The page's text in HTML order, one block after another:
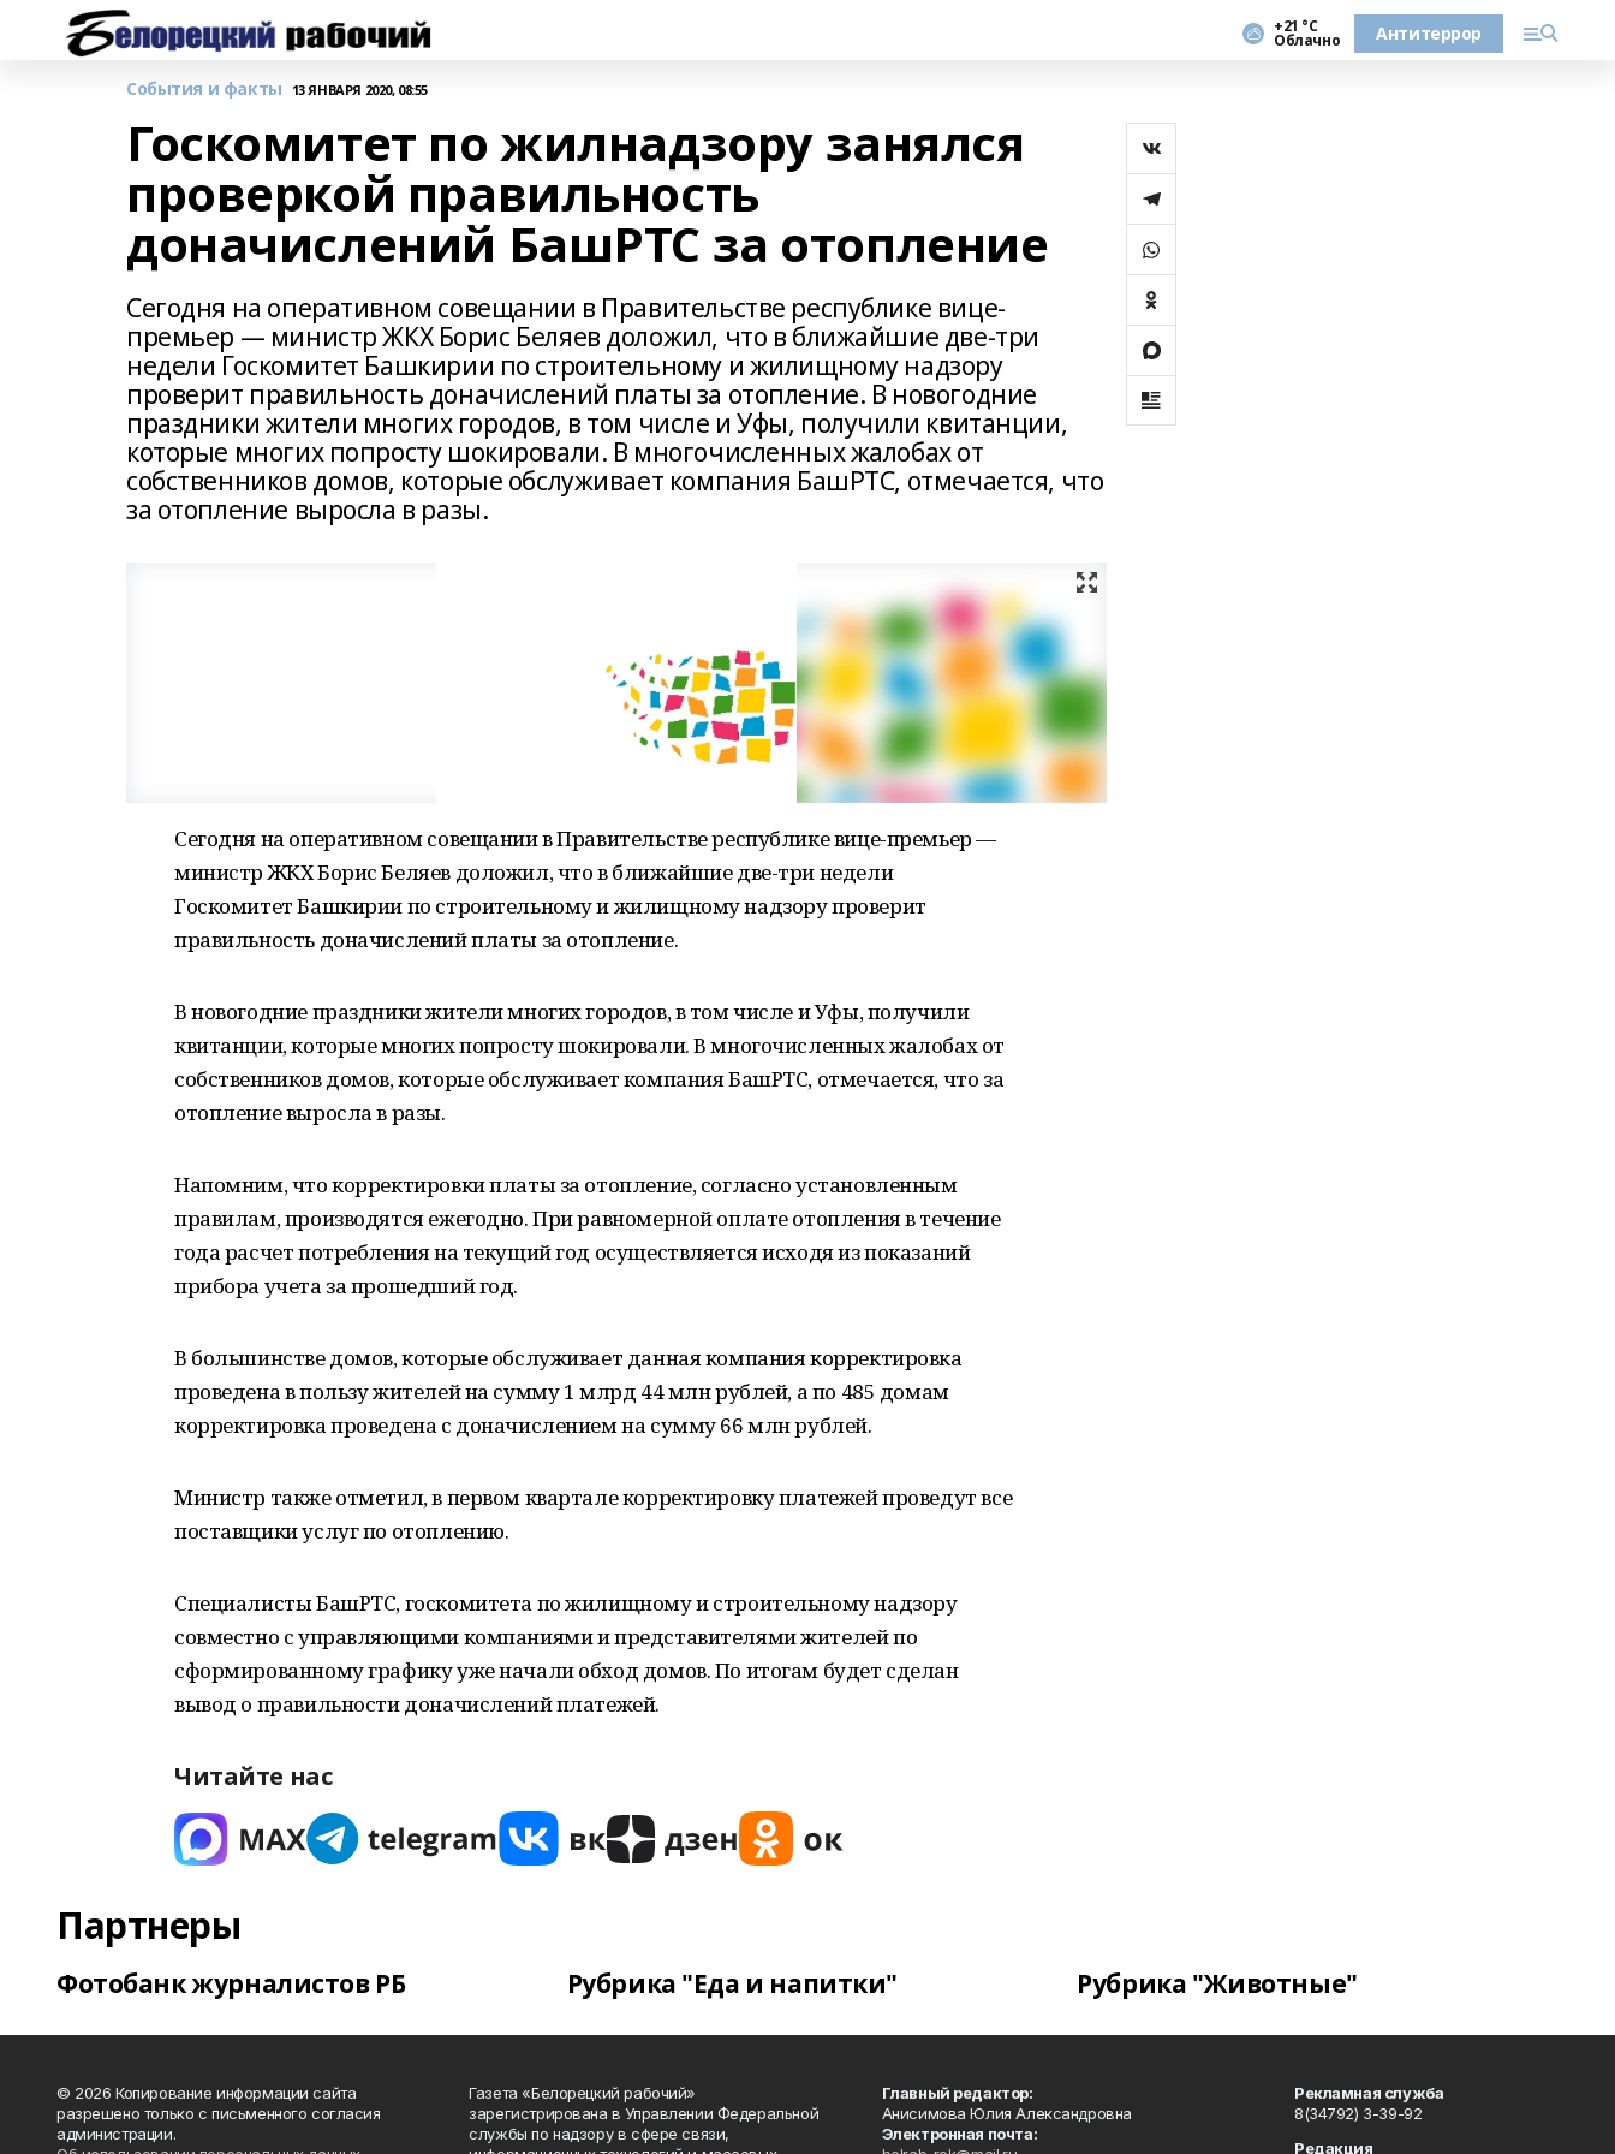
+21 °С
Облачно Антитеррор
События и факты 13 ЯНВАРЯ 2020, 08:55
Госкомитет по жилнадзору занялся
проверкой правильность
доначислений БашРТС за отопление
Сегодня на оперативном совещании в Правительстве республике вице-
премьер — министр ЖКХ Борис Беляев доложил, что в ближайшие две-три
недели Госкомитет Башкирии по строительному и жилищному надзору
проверит правильность доначислений платы за отопление. В новогодние
праздники жители многих городов, в том числе и Уфы, получили квитанции,
которые многих попросту шокировали. В многочисленных жалобах от
собственников домов, которые обслуживает компания БашРТС, отмечается, что
за отопление выросла в разы.
Сегодня на оперативном совещании в Правительстве республике вице-премьер —
министр ЖКХ Борис Беляев доложил, что в ближайшие две-три недели
Госкомитет Башкирии по строительному и жилищному надзору проверит
правильность доначислений платы за отопление.
В новогодние праздники жители многих городов, в том числе и Уфы, получили
квитанции, которые многих попросту шокировали. В многочисленных жалобах от
собственников домов, которые обслуживает компания БашРТС, отмечается, что за
отопление выросла в разы.
Напомним, что корректировки платы за отопление, согласно установленным
правилам, производятся ежегодно. При равномерной оплате отопления в течение
года расчет потребления на текущий год осуществляется исходя из показаний
прибора учета за прошедший год.
В большинстве домов, которые обслуживает данная компания корректировка
проведена в пользу жителей на сумму 1 млрд 44 млн рублей, а по 485 домам
корректировка проведена с доначислением на сумму 66 млн рублей.
Министр также отметил, в первом квартале корректировку платежей проведут все
поставщики услуг по отоплению.
Специалисты БашРТС, госкомитета по жилищному и строительному надзору
совместно с управляющими компаниями и представителями жителей по
сформированному графику уже начали обход домов. По итогам будет сделан
вывод о правильности доначислений платежей.
Читайте нас
Партнеры
Фотобанк журналистов РБ Рубрика "Еда и напитки" Рубрика "Животные"
© 2026 Копирование информации сайта
разрешено только с письменного согласия
администрации.
Газета «Белорецкий рабочий»
зарегистрирована в Управлении Федеральной
службы по надзору в сфере связи,
Главный редактор:
Анисимова Юлия Александровна
Электронная почта:
Рекламная служба
8(34792) 3-39-92
Редакция